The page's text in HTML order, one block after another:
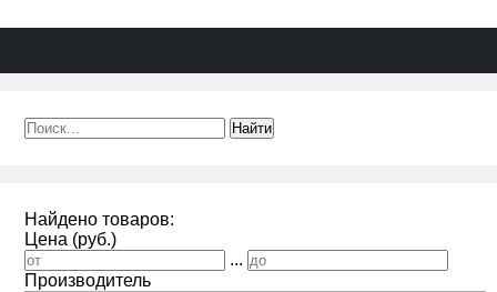
Найдено товаров:
Цена (руб.)
...
Производитель